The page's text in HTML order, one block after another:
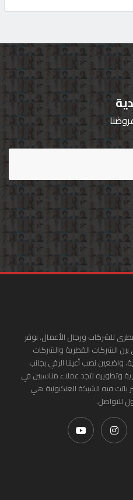
للشركات ورجال الأعمال. نوفر
بين الشركات القطرية والشركات
واضعين نصب أعيننا الرقي بجانب
وتطويره لتجد عملاء مناسبين في
فيه الشبكة العنكبونية هي
للتواصل.